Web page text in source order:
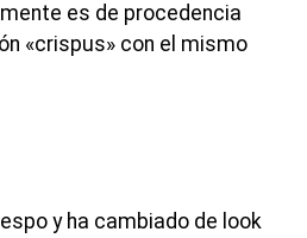
es de procedencia
«crispus» con el mismo
y ha cambiado de look